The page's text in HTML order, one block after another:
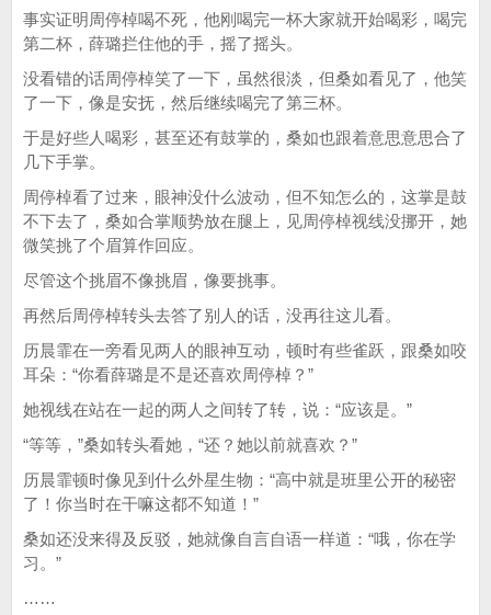
事实证明周停棹喝不死，他刚喝完一杯大家就开始喝彩，喝完
第二杯，薛璐拦住他的手，摇了摇头。
没看错的话周停棹笑了一下，虽然很淡，但桑如看见了，他笑
了一下，像是安抚，然后继续喝完了第三杯。
于是好些人喝彩，甚至还有鼓掌的，桑如也跟着意思意思合了
几下手掌。
周停棹看了过来，眼神没什么波动，但不知怎么的，这掌是鼓
不下去了，桑如合掌顺势放在腿上，见周停棹视线没挪开，她
微笑挑了个眉算作回应。
尽管这个挑眉不像挑眉，像要挑事。
再然后周停棹转头去答了别人的话，没再往这儿看。
历晨霏在一旁看见两人的眼神互动，顿时有些雀跃，跟桑如咬
耳朵：“你看薛璐是不是还喜欢周停棹？”
她视线在站在一起的两人之间转了转，说：“应该是。”
“等等，”桑如转头看她，“还？她以前就喜欢？”
历晨霏顿时像见到什么外星生物：“高中就是班里公开的秘密
了！你当时在干嘛这都不知道！”
桑如还没来得及反驳，她就像自言自语一样道：“哦，你在学
习。”
……